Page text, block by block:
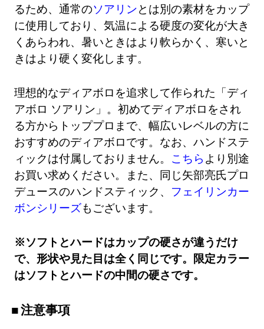
るため、通常のソアリンとは別の素材をカップ
に使用しており、気温による硬度の変化が大き
くあらわれ、暑いときはより軟らかく、寒いと
きはより硬く変化します。
理想的なディアボロを追求して作られた「ディ
アボロ ソアリン」。初めてディアボロをされ
る方からトッププロまで、幅広いレベルの方に
おすすめのディアボロです。なお、ハンドステ
ィックは付属しておりません。 こちら より別途
お買い求めください。また、同じ矢部亮氏プロ
デュースのハンドスティック、 フェイリンカー
ボンシリーズもございます。
※ソフトとハードはカップの硬さが違うだけ
で、形状や見た目は全く同じです。限定カラー
はソフトとハードの中間の硬さです。
注意事項